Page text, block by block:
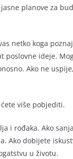
planove za
netko koga
ideje.
Ako ne
više pobjediti.
i rođaka. Ako
Ako dobijete
u životu.